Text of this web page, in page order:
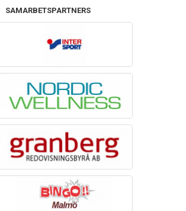
SAMARBETSPARTNERS